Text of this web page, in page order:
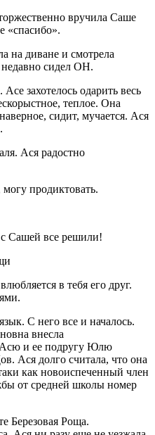
вручила Саше
«спасибо».
на диване и смотрела
недавно сидел ОН.
захотелось одарить весь
теплое. Она
сидит, мучается. Ася
Ася радостно
продиктовать.
все решили!
в тебя его друг.
С него все и началось.
внесла
Асю и ее подругу Юлю
Ася долго считала, что она
как новоиспеченный член
от средней школы номер
Березовая Роща.